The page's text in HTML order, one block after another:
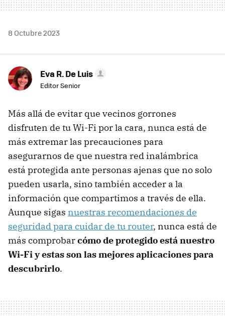
8 Octubre 2023
Eva R. De Luis
Editor Senior
Más allá de evitar que vecinos gorrones
disfruten de tu Wi-Fi por la cara, nunca está de
más extremar las precauciones para
asegurarnos de que nuestra red inalámbrica
está protegida ante personas ajenas que no solo
pueden usarla, sino también acceder a la
información que compartimos a través de ella.
Aunque sigas nuestras recomendaciones de
seguridad para cuidar de tu router, nunca está de
más comprobarcómo de protegido está nuestro
Wi-Fi y estas son las mejores aplicaciones para
descubrirlo.